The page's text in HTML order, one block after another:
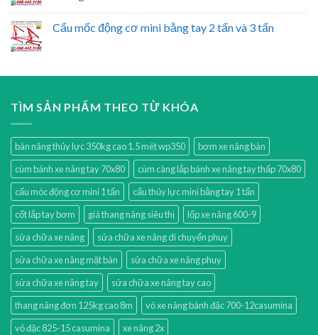
Cẩu mốc động cơ mini bằng tay 2 tấn và 3 tấn
TÌM SẢN PHẨM THEO TỪ KHÓA
bàn nâng thủy lực 350kg cao 1.5 mét wp350
bơm xe nâng bàn
cùm bánh xe nâng tay 70x80
cùm càng lắp bánh xe nâng tay thấp 70x80
cẩu móc động cơ mini 1 tấn
cẩu thủy lực mini bằng tay 1 tấn
cốt lắp tay bơm
giá thang nâng siêu thị
lốp xe nâng 600-9
sửa chữa xe nâng
sửa chữa xe nâng di chuyển phuy
sửa chữa xe nâng mặt bàn
sửa chữa xe nâng phuy
sửa chữa xe nâng tay
sửa chữa xe nâng tay cao
thang nâng đơn 125kg cao 8m
vỏ xe nâng bánh đặc 700-12casumina
vỏ đặc 825-15 casumina
xe nâng 2x